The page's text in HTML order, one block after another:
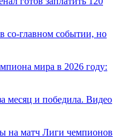
со-главном событии, но
мира в 2026 году:
месяц и победила. Видео
на матч Лиги чемпионов